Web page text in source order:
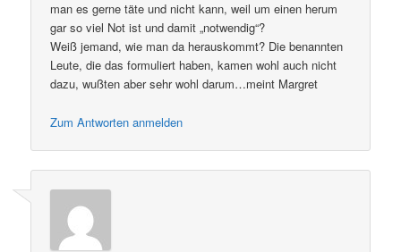
man es gerne täte und nicht kann, weil um einen herum
gar so viel Not ist und damit „notwendig“?
Weiß jemand, wie man da herauskommt? Die benannten
Leute, die das formuliert haben, kamen wohl auch nicht
dazu, wußten aber sehr wohl darum…meint Margret
Zum Antworten anmelden